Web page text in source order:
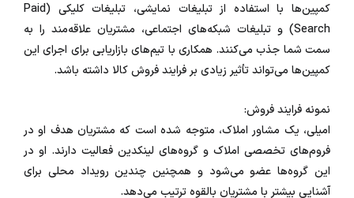
کمپین‌ها با استفاده از تبلیغات نمایشی، تبلیغات کلیکی (Paid
Search) و تبلیغات شبکه‌های اجتماعی، مشتریان علاقه‌مند را به
سمت شما جذب می‌کنند. همکاری با تیم‌های بازاریابی برای اجرای این
کمپین‌ها می‌تواند تأثیر زیادی بر فرایند فروش کالا داشته باشد.
نمونه فرایند فروش:
امیلی، یک مشاور املاک، متوجه شده است که مشتریان هدف او در
فروم‌های تخصصی املاک و گروه‌های لینکدین فعالیت دارند. او در
این گروه‌ها عضو می‌شود و همچنین چندین رویداد محلی برای
آشنایی بیشتر با مشتریان بالقوه ترتیب می‌دهد.